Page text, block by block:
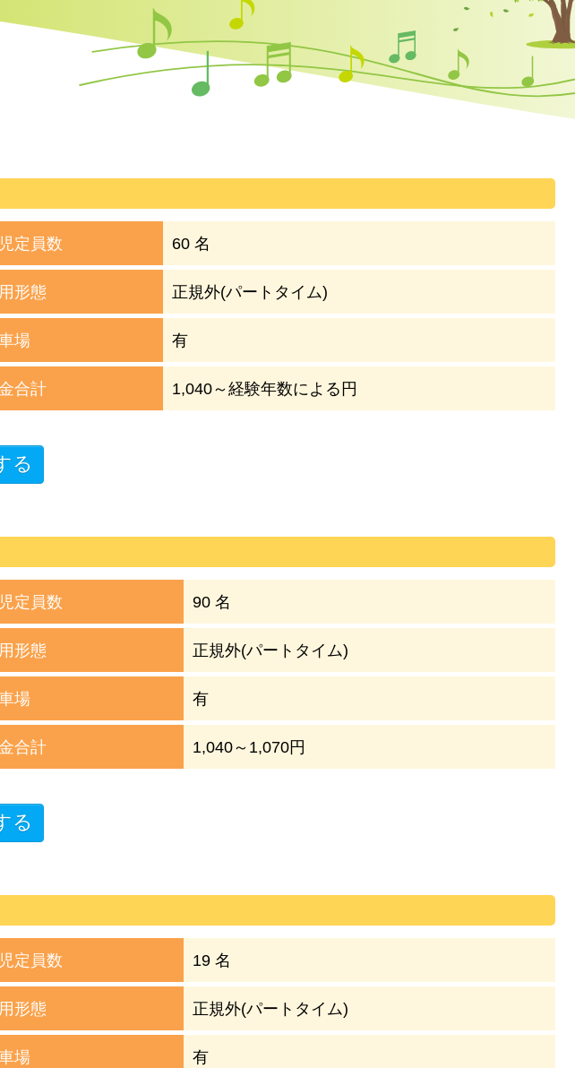
定員数 60 名
形態 正規外(パートタイム)
場 有
合計 1,040～経験年数による円
定員数 90 名
形態 正規外(パートタイム)
場 有
合計 1,040～1,070円
定員数 19 名
形態 正規外(パートタイム)
場 有